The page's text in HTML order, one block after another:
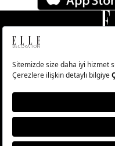
© Big Medya Teknoloji
Caddesi
Copyright ©